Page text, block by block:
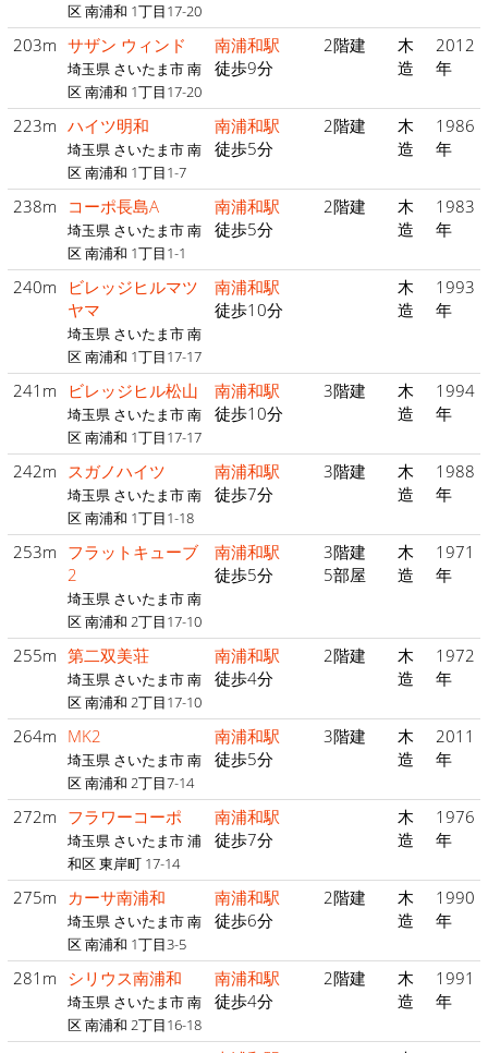
区 南浦和 1丁目17-20
203m サザン ウィンド
埼玉県 さいたま市 南
区 南浦和 1丁目17-20
南浦和駅
徒歩9分
2階建
木
造
2012
年
223m ハイツ明和
埼玉県 さいたま市 南
区 南浦和 1丁目1-7
南浦和駅
徒歩5分
2階建
木
造
1986
年
238m コーポ長島A
埼玉県 さいたま市 南
区 南浦和 1丁目1-1
南浦和駅
徒歩5分
2階建
木
造
1983
年
240m
ビレッジヒルマツ
ヤマ
埼玉県 さいたま市 南
区 南浦和 1丁目17-17
南浦和駅
徒歩10分
木
造
1993
年
241m ビレッジヒル松山
埼玉県 さいたま市 南
区 南浦和 1丁目17-17
南浦和駅
徒歩10分
3階建
木
造
1994
年
242m スガノハイツ
埼玉県 さいたま市 南
区 南浦和 1丁目1-18
南浦和駅
徒歩7分
3階建
木
造
1988
年
253m フラットキューブ
2
埼玉県 さいたま市 南
区 南浦和 2丁目17-10
南浦和駅
徒歩5分
3階建
5部屋
木
造
1971
年
255m 第二双美荘
埼玉県 さいたま市 南
区 南浦和 2丁目17-10
南浦和駅
徒歩4分
2階建
木
造
1972
年
264m MK2
埼玉県 さいたま市 南
区 南浦和 2丁目7-14
南浦和駅
徒歩5分
3階建
木
造
2011
年
272m フラワーコーポ
埼玉県 さいたま市 浦
和区 東岸町 17-14
南浦和駅
徒歩7分
木
造
1976
年
275m カーサ南浦和
埼玉県 さいたま市 南
区 南浦和 1丁目3-5
南浦和駅
徒歩6分
2階建
木
造
1990
年
281m シリウス南浦和
埼玉県 さいたま市 南
区 南浦和 2丁目16-18
南浦和駅
徒歩4分
2階建
木
造
1991
年